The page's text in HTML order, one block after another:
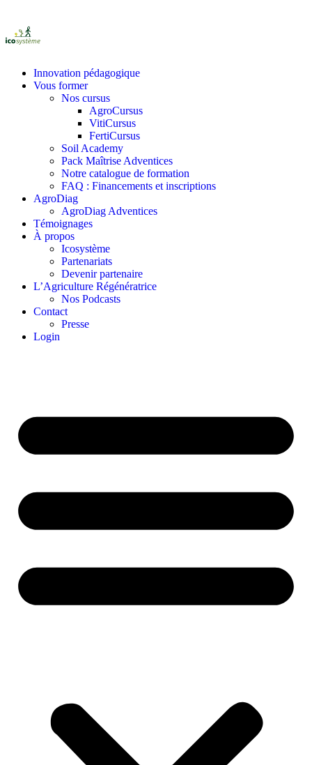
Innovation pédagogique
Vous former
Nos cursus
AgroCursus
VitiCursus
FertiCursus
Soil Academy
Pack Maîtrise Adventices
Notre catalogue de formation
FAQ : Financements et inscriptions
AgroDiag
AgroDiag Adventices
Témoignages
À propos
Icosystème
Partenariats
Devenir partenaire
L’Agriculture Régénératrice
Nos Podcasts
Contact
Presse
Login